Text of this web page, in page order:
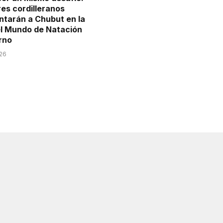
cordilleranos
a Chubut en la
Mundo de Natación